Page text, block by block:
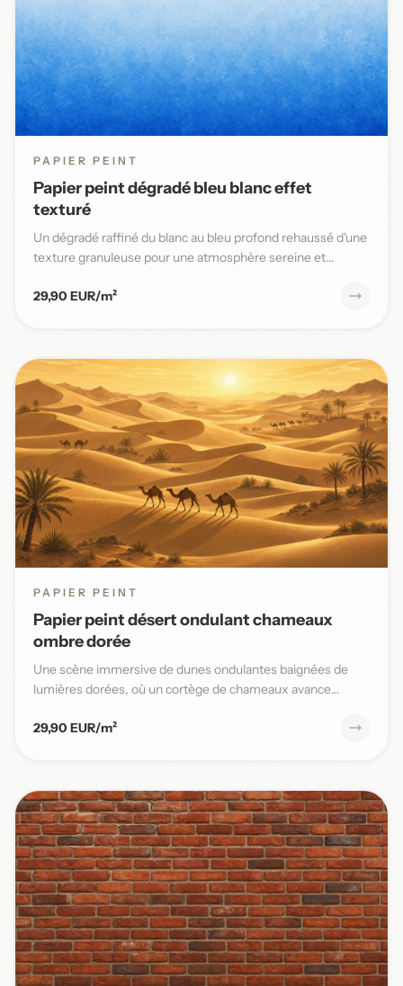
PAPIER PEINT
Papier peint dégradé bleu blanc effet
texturé
Un dégradé raffiné du blanc au bleu profond rehaussé d'une
texture granuleuse pour une atmosphère sereine et
29,90 EUR/m²
PAPIER PEINT
Papier peint désert ondulant chameaux
ombre dorée
Une scène immersive de dunes ondulantes baignées de
lumières dorées, où un cortège de chameaux avance
29,90 EUR/m²